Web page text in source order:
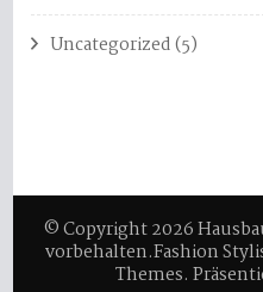
Uncategorized(5)
© Copyright 2026
vorbehalten.Fashion
Themes.